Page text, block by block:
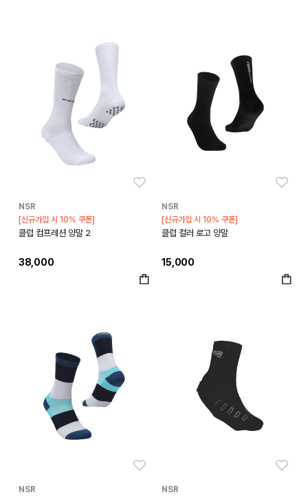
NSR
[신규가입 시 10% 쿠폰]
클럽 컴프레션 양말 2
38,000
NSR
[신규가입 시 10% 쿠폰]
클럽 컬러 로고 양말
15,000
NSR
NSR